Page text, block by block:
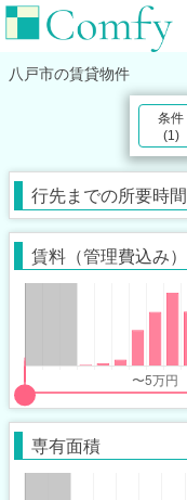
八戸市の賃貸物件
条件
(1 )
行先までの所要時間
賃料（管理費込み）
専有面積